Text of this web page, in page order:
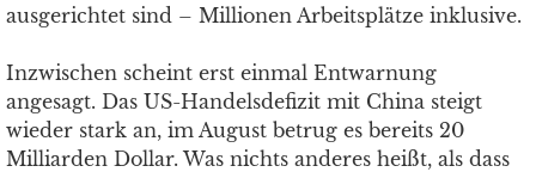
ausgerichtet sind – Millionen Arbeitsplätze inklusive.
Inzwischen scheint erst einmal Entwarnung
angesagt. Das US-Handelsdefizit mit China steigt
wieder stark an, im August betrug es bereits 20
Milliarden Dollar. Was nichts anderes heißt, als dass